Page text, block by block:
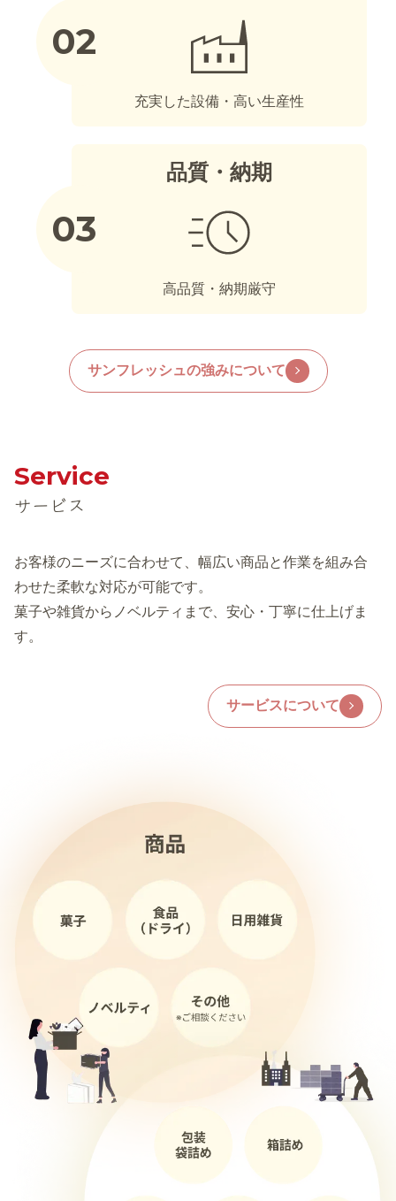
充実した設備・高い生産性
品質・納期
高品質・納期厳守
サンフレッシュの強みについて
Service
サービス
お客様のニーズに合わせて、幅広い商品と作業を組み合
わせた柔軟な対応が可能です。
菓子や雑貨からノベルティまで、安心・丁寧に仕上げま
す。
サービスについて